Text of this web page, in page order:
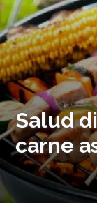
Salud
carne